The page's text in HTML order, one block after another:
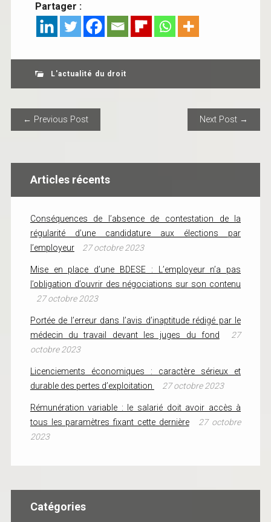
Partager :
L'actualité du droit
POST NAVIGATION
← Previous Post Next Post →
Articles récents
Conséquences de l’absence de contestation de la
régularité d’une candidature aux élections par
l’employeur
27 octobre 2023
Mise en place d’une BDESE : L’employeur n’a pas
l’obligation d’ouvrir des négociations sur son contenu
27 octobre 2023
Portée de l’erreur dans l’avis d’inaptitude rédigé par le
médecin du travail devant les juges du fond
27
octobre 2023
Licenciements économiques : caractère sérieux et
durable des pertes d’exploitation
27 octobre 2023
Rémunération variable : le salarié doit avoir accès à
tous les paramètres fixant cette dernière
27 octobre
2023
Catégories